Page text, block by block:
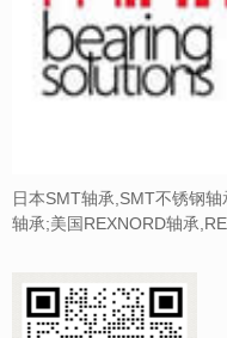
日本SMT轴承,SMT不锈钢
轴承;美国REXNORD轴承